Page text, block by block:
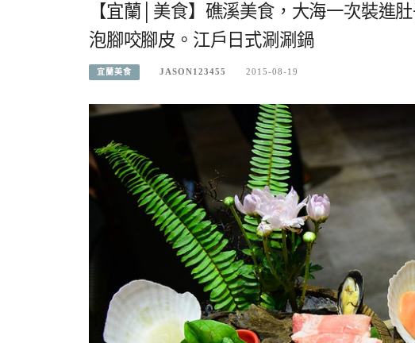
【宜蘭│美食】礁溪美食，大海一次裝進
泡腳咬腳皮。江戶日式涮涮鍋
宜蘭美食 JASON123455 2015-08-19